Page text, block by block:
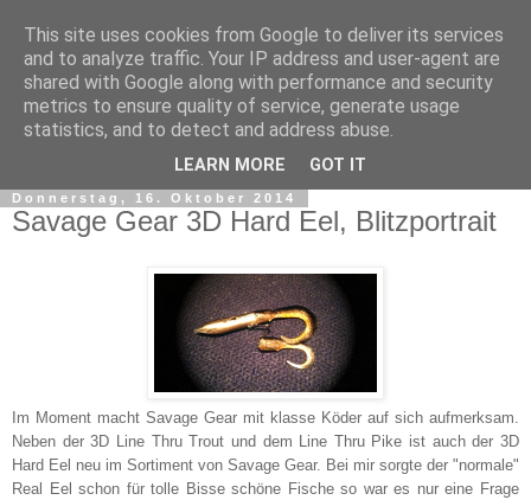
Donnerstag, 16. Oktober 2014
Savage Gear 3D Hard Eel, Blitzportrait
Im Moment macht Savage Gear mit klasse Köder auf sich aufmerksam.
Neben der 3D Line Thru Trout und dem Line Thru Pike ist auch der 3D
Hard Eel neu im Sortiment von Savage Gear. Bei mir sorgte der "normale"
Real Eel schon für tolle Bisse schöne Fische so war es nur eine Frage
This site uses cookies from Google to deliver its services
and to analyze traffic. Your IP address and user-agent are
shared with Google along with performance and security
metrics to ensure quality of service, generate usage
statistics, and to detect and address abuse.
LEARN MORE GOT IT